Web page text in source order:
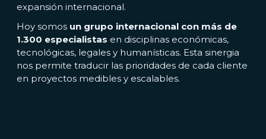
expansión internacional.
Hoy somos un grupo internacional con más de
1.300 especialistas en disciplinas económicas,
tecnológicas, legales y humanísticas. Esta sinergia
nos permite traducir las prioridades de cada cliente
en proyectos medibles y escalables.